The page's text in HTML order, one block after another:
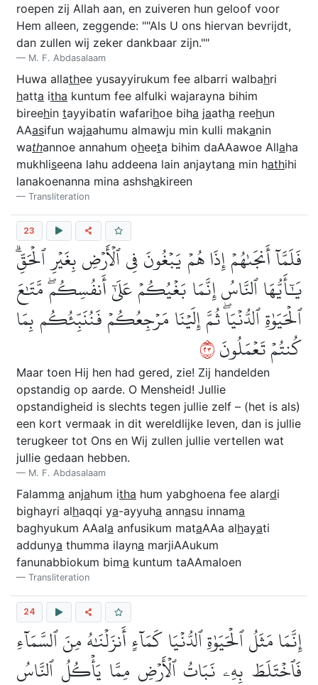
roepen zij Allah aan, en zuiveren hun geloof voor
Hem alleen, zeggende: ""Als U ons hiervan bevrijdt,
dan zullen wij zeker dankbaar zijn.""
M. F. Abdasalaam
Huwa allathee yusayyirukum fee albarri walbahri
hatta itha kuntum fee alfulki wajarayna bihim
bireehin tayyibatin wafarihoe biha jaatha reehun
AAasifun wajaahumu almawju min kulli makanin
wathannoe annahum oheeta bihim daAAawoe Allaha
mukhliseena lahu addeena lain anjaytana min hathihi
lanakoenanna mina ashshakireen
Transliteration
23
فَلَمَّآ أَنجَىٰهُمۡ إِذَا هُمۡ يَبۡغُونَ فِي ٱلۡأَرۡضِ بِغَيۡرِ ٱلۡحَقِّۗ
يَٰٓأَيُّهَا ٱلنَّاسُ إِنَّمَا بَغۡيُكُمۡ عَلَىٰٓ أَنفُسِكُمۖ مَّتَٰعَ
ٱلۡحَيَوٰةِ ٱلدُّنۡيَاۖ ثُمَّ إِلَيۡنَا مَرۡجِعُكُمۡ فَنُنَبِّئُكُم بِمَا
كُنتُمۡ تَعۡمَلُونَ٣٢
Maar toen Hij hen had gered, zie! Zij handelden
opstandig op aarde. O Mensheid! Jullie
opstandigheid is slechts tegen jullie zelf – (het is als)
een kort vermaak in dit wereldlijke leven, dan is jullie
terugkeer tot Ons en Wij zullen jullie vertellen wat
jullie gedaan hebben.
M. F. Abdasalaam
Falamma anjahum itha hum yabghoena fee alardi
bighayri alhaqqi ya-ayyuha annasu innama
baghyukum AAala anfusikum mataAAa alhayati
addunya thumma ilayna marjiAAukum
fanunabbiokum bima kuntum taAAmaloen
Transliteration
24
إِنَّمَا مَثَلُ ٱلۡحَيَوٰةِ ٱلدُّنۡيَا كَمَآءٍ أَنزَلۡنَٰهُ مِنَ ٱلسَّمَآءِ
فَٱخۡتَلَطَ بِهِۦ نَبَاتُ ٱلۡأَرۡضِ مِمَّا يَأۡكُلُ ٱلنَّاسُ